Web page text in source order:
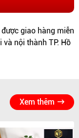
giao hàng miễn
nội thành TP. Hồ
Xem thêm